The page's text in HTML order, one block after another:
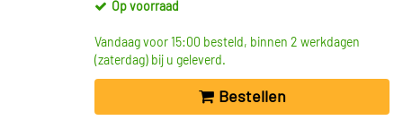
Op voorraad
Vandaag voor 15:00 besteld, binnen 2 werkdagen
(zaterdag) bij u geleverd.
Bestellen